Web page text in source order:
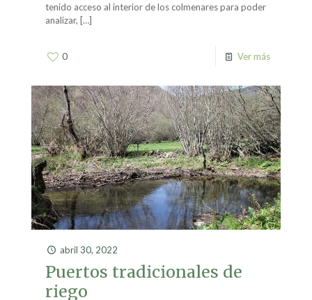
tenido acceso al interior de los colmenares para poder
analizar, […]
0 Ver más
abril 30, 2022
Puertos tradicionales de
riego